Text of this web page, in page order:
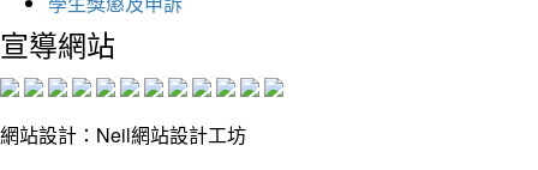
宣導網站
網站設計：Neil網站設計工坊